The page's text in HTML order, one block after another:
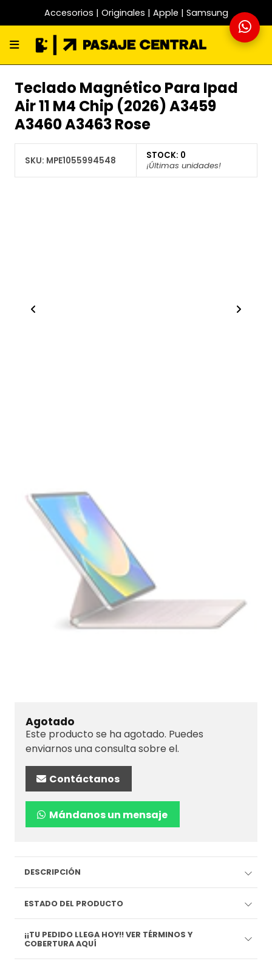
Accesorios | Originales | Apple | Samsung
Teclado Magnético Para Ipad
Air 11 M4 Chip (2026) A3459
A3460 A3463 Rose
SKU: MPE1055994548 STOCK: 0
¡Últimas unidades!
Agotado
Este producto se ha agotado. Puedes
enviarnos una consulta sobre el.
Contáctanos
Mándanos un mensaje
DESCRIPCIÓN
ESTADO DEL PRODUCTO
¡¡TU PEDIDO LLEGA HOY!! VER TÉRMINOS Y
COBERTURA AQUÍ